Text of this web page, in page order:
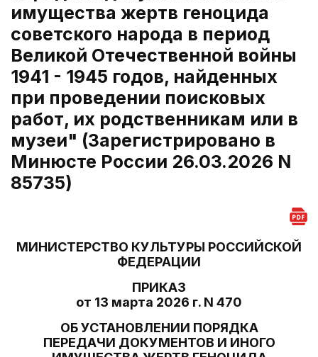
имущества жертв геноцида
советского народа в период
Великой Отечественной войны
1941 - 1945 годов, найденных
при проведении поисковых
работ, их родственникам или в
музеи" (Зарегистрировано в
Минюсте России 26.03.2026 N
85735)
МИНИСТЕРСТВО КУЛЬТУРЫ РОССИЙСКОЙ
ФЕДЕРАЦИИ
ПРИКАЗ
от 13 марта 2026 г. N 470
ОБ УСТАНОВЛЕНИИ ПОРЯДКА
ПЕРЕДАЧИ ДОКУМЕНТОВ И ИНОГО